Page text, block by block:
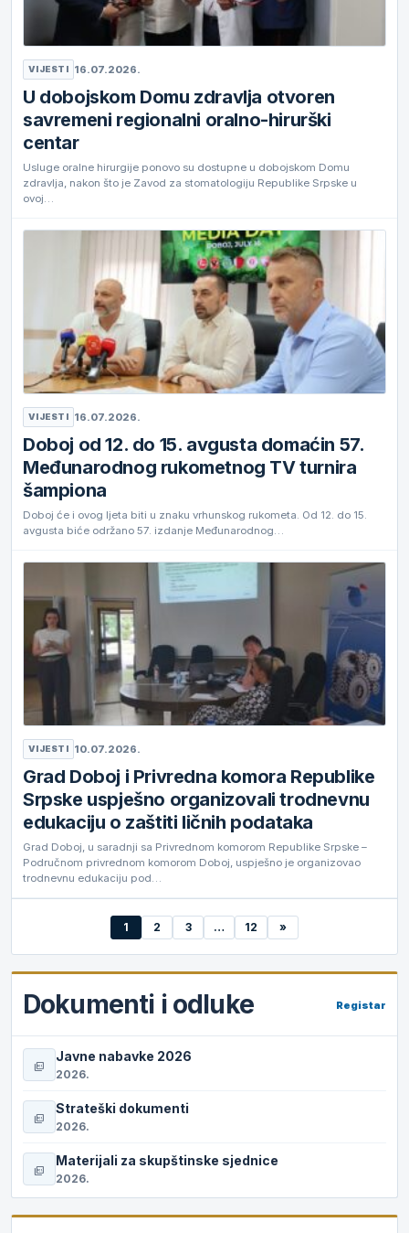
VIJESTI 16.07.2026.
U dobojskom Domu zdravlja otvoren
savremeni regionalni oralno-hirurški
centar
Usluge oralne hirurgije ponovo su dostupne u dobojskom Domu
zdravlja, nakon što je Zavod za stomatologiju Republike Srpske u
ovoj…
VIJESTI 16.07.2026.
Doboj od 12. do 15. avgusta domaćin 57.
Međunarodnog rukometnog TV turnira
šampiona
Doboj će i ovog ljeta biti u znaku vrhunskog rukometa. Od 12. do 15.
avgusta biće održano 57. izdanje Međunarodnog…
VIJESTI 10.07.2026.
Grad Doboj i Privredna komora Republike
Srpske uspješno organizovali trodnevnu
edukaciju o zaštiti ličnih podataka
Grad Doboj, u saradnji sa Privrednom komorom Republike Srpske –
Područnom privrednom komorom Doboj, uspješno je organizovao
trodnevnu edukaciju pod…
1 2 3 … 12 »
Dokumenti i odluke Registar
picture_as_pdf
Javne nabavke 2026
2026.
picture_as_pdf
Strateški dokumenti
2026.
picture_as_pdf
Materijali za skupštinske sjednice
2026.